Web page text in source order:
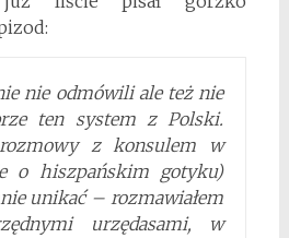
nie odmówili ale też nie
ten system z Polski.
z konsulem w
o hiszpańskim gotyku)
unikać – rozmawiałem
urzędasami, w